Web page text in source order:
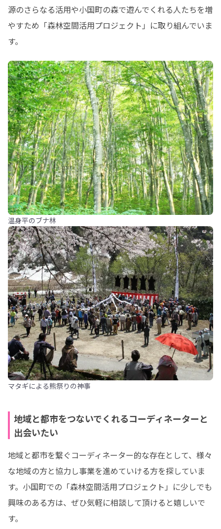
源のさらなる活用や小国町の森で遊んでくれる人たちを増
やすため「森林空間活用プロジェクト」に取り組んでいま
す。
温身平のブナ林
マタギによる熊祭りの神事
地域と都市をつないでくれるコーディネーターと
出会いたい
地域と都市を繋ぐコーディネーター的な存在として、様々
な地域の方と協力し事業を進めていける方を探していま
す。小国町での「森林空間活用プロジェクト」に少しでも
興味のある方は、ぜひ気軽に相談して頂けると嬉しいで
す。